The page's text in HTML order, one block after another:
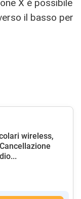
X è possibile
il basso per
wireless,